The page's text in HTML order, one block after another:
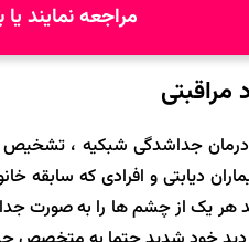
مراجعه نمایند یا
جداشدگی شبکیه ،
دیابتی و افرادی که
هر یک از چشم ها را به صورت